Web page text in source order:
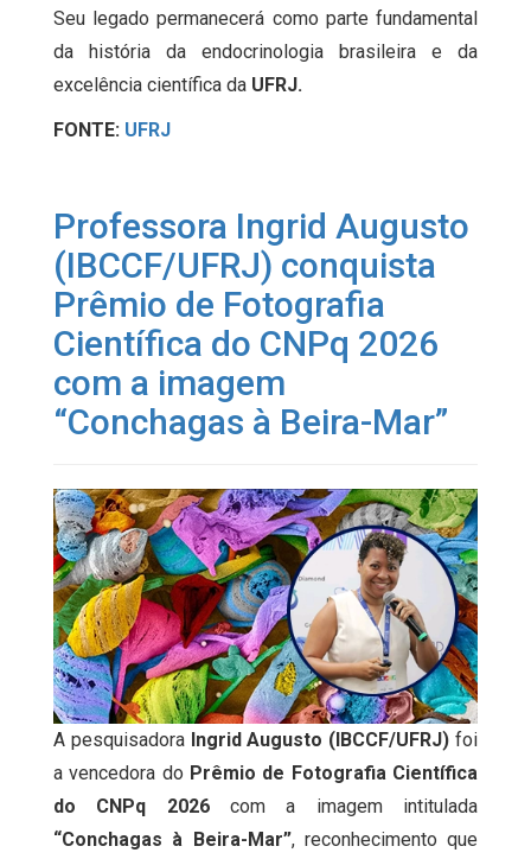
Seu legado permanecerá como parte fundamental
da história da endocrinologia brasileira e da
excelência científica da UFRJ.
FONTE: UFRJ
Professora Ingrid Augusto
(IBCCF/UFRJ) conquista
Prêmio de Fotografia
Científica do CNPq 2026
com a imagem
“Conchagas à Beira-Mar”
A pesquisadora Ingrid Augusto (IBCCF/UFRJ) foi
a vencedora do Prêmio de Fotografia Científica
do CNPq 2026com a imagem intitulada
“Conchagas à Beira-Mar”, reconhecimento que